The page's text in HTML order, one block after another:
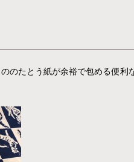
たとう紙が余裕で包める便利